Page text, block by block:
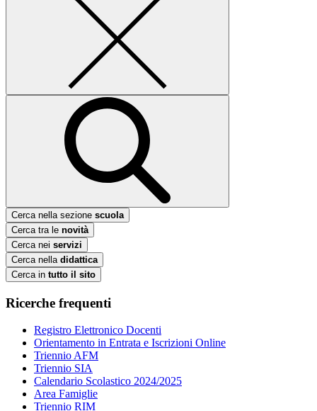
Cerca nella sezione scuola
Cerca tra le novità
Cerca nei servizi
Cerca nella didattica
Cerca in tutto il sito
Ricerche frequenti
Registro Elettronico Docenti
Orientamento in Entrata e Iscrizioni Online
Triennio AFM
Triennio SIA
Calendario Scolastico 2024/2025
Area Famiglie
Triennio RIM